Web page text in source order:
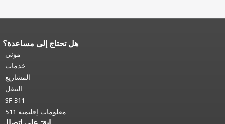
هل تحتاج إلى مساعدة؟
موني
خدمات
المشاريع
التنقل
SF 311
معلومات إقليمية 511